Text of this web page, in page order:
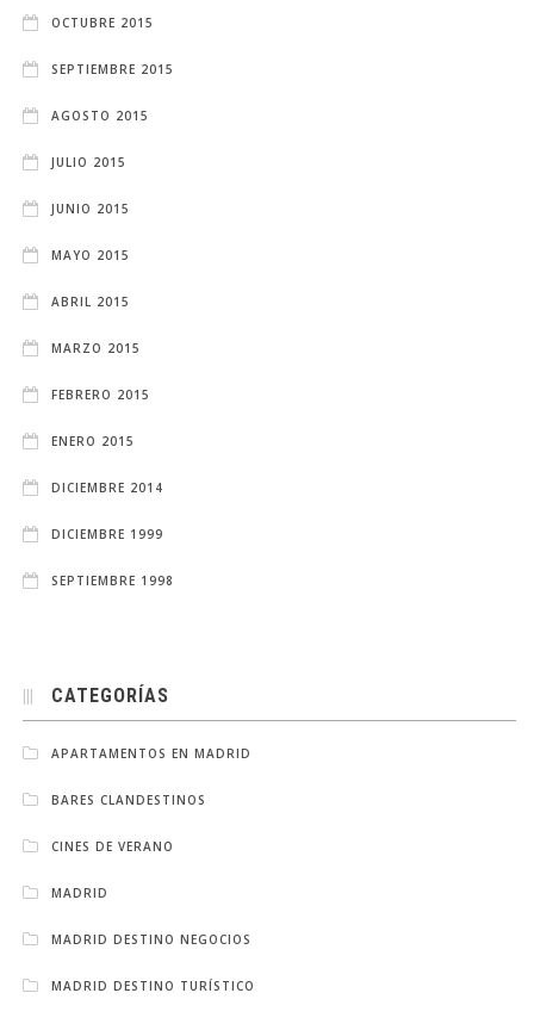
OCTUBRE 2015
SEPTIEMBRE 2015
AGOSTO 2015
JULIO 2015
JUNIO 2015
MAYO 2015
ABRIL 2015
MARZO 2015
FEBRERO 2015
ENERO 2015
DICIEMBRE 2014
DICIEMBRE 1999
SEPTIEMBRE 1998
CATEGORÍAS
APARTAMENTOS EN MADRID
BARES CLANDESTINOS
CINES DE VERANO
MADRID
MADRID DESTINO NEGOCIOS
MADRID DESTINO TURÍSTICO